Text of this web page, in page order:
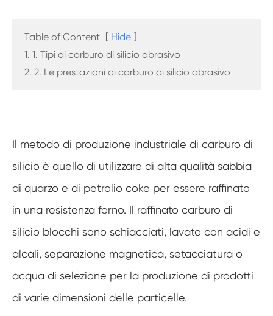
Table of Content [ Hide ]
1. 1. Tipi di carburo di silicio abrasivo
2. 2. Le prestazioni di carburo di silicio abrasivo
Il metodo di produzione industriale di carburo di
silicio è quello di utilizzare di alta qualità sabbia
di quarzo e di petrolio coke per essere raffinato
in una resistenza forno. Il raffinato carburo di
silicio blocchi sono schiacciati, lavato con acidi e
alcali, separazione magnetica, setacciatura o
acqua di selezione per la produzione di prodotti
di varie dimensioni delle particelle.